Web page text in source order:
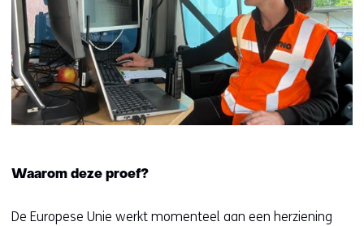
Waarom deze proef?
De Europese Unie werkt momenteel aan een herziening